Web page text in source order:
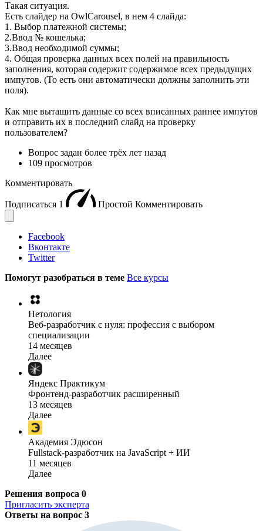
Такая ситуация.
Есть слайдер на OwlCarousel, в нем 4 слайда:
1. Выбор платежной системы;
2.Ввод № кошелька;
3.Ввод необходимой суммы;
4. Общая проверка данных всех полей на правильность
заполнения, которая содержит содержимое всех предыдущих
импутов. (То есть они автоматически должны заполнить эти
поля).
Как мне вытащить данные со всех вписанных раннее импутов
и отправить их в последний слайд на проверку
пользователем?
Вопрос задан более трёх лет назад
109 просмотров
Комментировать
Подписаться 1 Простой Комментировать
Facebook
Вконтакте
Twitter
Помогут разобраться в теме Все курсы
Нетология
Веб-разработчик с нуля: профессия с выбором
специализации
14 месяцев
Далее
Яндекс Практикум
Фронтенд-разработчик расширенный
13 месяцев
Далее
Академия Эдюсон
Fullstack-разработчик на JavaScript + ИИ
11 месяцев
Далее
Решения вопроса 0
Пригласить эксперта
Ответы на вопрос 3